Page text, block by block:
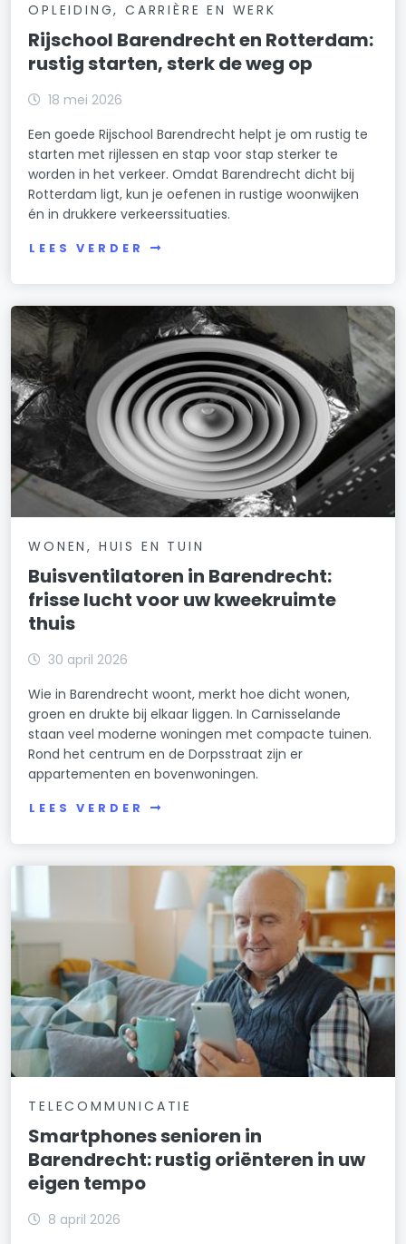
OPLEIDING, CARRIÈRE EN WERK
Rijschool Barendrecht en Rotterdam:
rustig starten, sterk de weg op
18 mei 2026
Een goede Rijschool Barendrecht helpt je om rustig te
starten met rijlessen en stap voor stap sterker te
worden in het verkeer. Omdat Barendrecht dicht bij
Rotterdam ligt, kun je oefenen in rustige woonwijken
én in drukkere verkeerssituaties.
LEES VERDER
WONEN, HUIS EN TUIN
Buisventilatoren in Barendrecht:
frisse lucht voor uw kweekruimte
thuis
30 april 2026
Wie in Barendrecht woont, merkt hoe dicht wonen,
groen en drukte bij elkaar liggen. In Carnisselande
staan veel moderne woningen met compacte tuinen.
Rond het centrum en de Dorpsstraat zijn er
appartementen en bovenwoningen.
LEES VERDER
TELECOMMUNICATIE
Smartphones senioren in
Barendrecht: rustig oriënteren in uw
eigen tempo
8 april 2026